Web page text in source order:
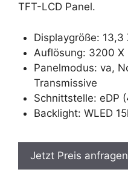
TFT-LCD Panel.
Displaygröße: 13,3
Auflösung: 3200 X
Panelmodus: va,
Transmissive
Schnittstelle: eDP
Backlight: WLED
Jetzt Preis anfragen